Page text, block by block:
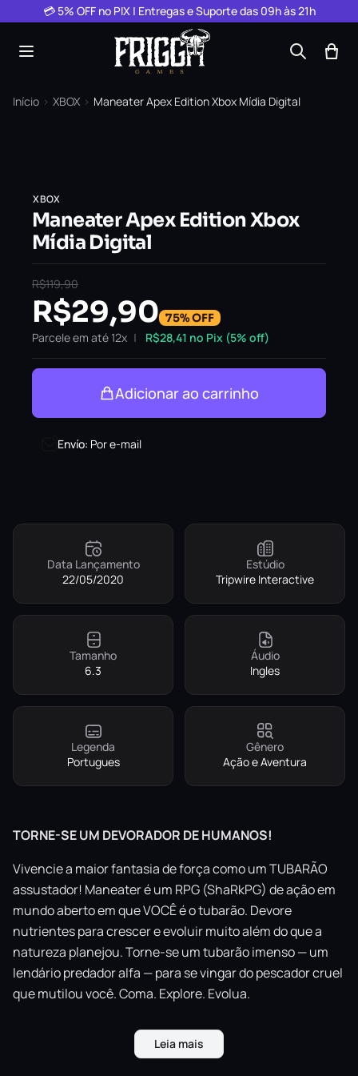
Pular para o conteúdo
💳 5% OFF no PIX | Entregas e Suporte das 09h às 21h
Início › XBOX › Maneater Apex Edition Xbox Mídia Digital
XBOX
Maneater Apex Edition Xbox
Mídia Digital
R$119,90
R$29,90 75% OFF
Parcele em até 12x R$28,41 no Pix (5% off)
Adicionar ao carrinho
Envío: Por e-mail
Data Lançamento
22/05/2020
Estúdio
Tripwire Interactive
Tamanho
6.3
Áudio
Ingles
Legenda
Portugues
Gênero
Ação e Aventura
TORNE-SE UM DEVORADOR DE HUMANOS!
Vivencie a maior fantasia de força como um TUBARÃO
assustador! Maneater é um RPG (ShaRkPG) de ação em
mundo aberto em que VOCÊ é o tubarão. Devore
nutrientes para crescer e evoluir muito além do que a
natureza planejou. Torne-se um tubarão imenso — um
lendário predador alfa — para se vingar do pescador cruel
que mutilou você. Coma. Explore. Evolua.
— Jogue uma campanha narrativa com
história totalmente narrada por Chris Parnell e que se
Leia mais